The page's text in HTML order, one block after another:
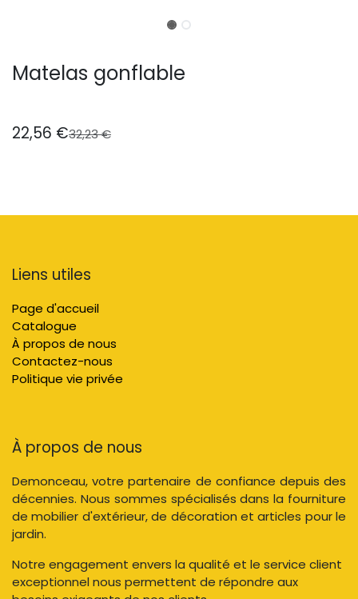
Matelas gonflable
22,56 €32,23€
Liens utiles
Page d'accueil
Catalogue
À propos de nous
Contactez-nous
Politique vie privée
À propos de nous
Demonceau, votre partenaire de confiance depuis des
décennies. Nous sommes spécialisés dans la fourniture
de mobilier d'extérieur, de décoration et articles pour le
jardin.
Notre engagement envers la qualité et le service client
exceptionnel nous permettent de répondre aux